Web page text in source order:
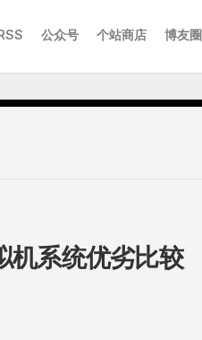
公众号 个站商店 博友圈
系统优劣比较